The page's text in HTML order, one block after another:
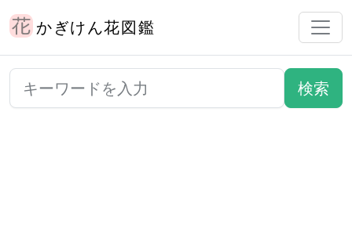
かぎけん花図鑑